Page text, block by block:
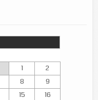
1
2
8
9
15
16